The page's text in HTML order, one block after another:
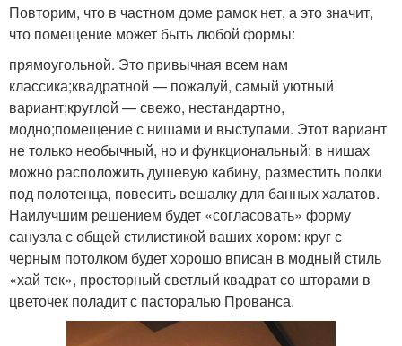
Повторим, что в частном доме рамок нет, а это значит,
что помещение может быть любой формы:
прямоугольной. Это привычная всем нам
классика;квадратной — пожалуй, самый уютный
вариант;круглой — свежо, нестандартно,
модно;помещение с нишами и выступами. Этот вариант
не только необычный, но и функциональный: в нишах
можно расположить душевую кабину, разместить полки
под полотенца, повесить вешалку для банных халатов.
Наилучшим решением будет «согласовать» форму
санузла с общей стилистикой ваших хором: круг с
черным потолком будет хорошо вписан в модный стиль
«хай тек», просторный светлый квадрат со шторами в
цветочек поладит с пасторалью Прованса.